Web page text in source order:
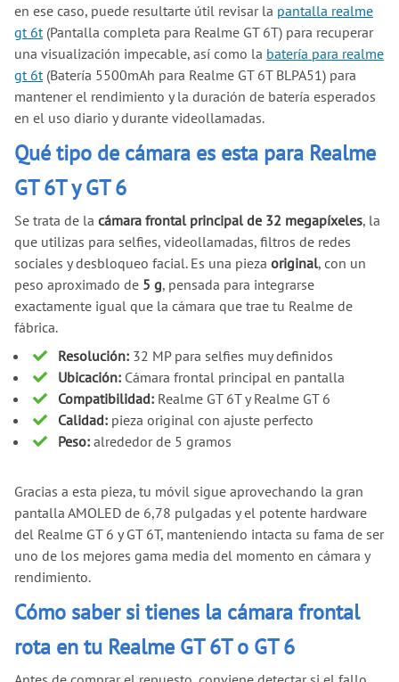
en ese caso, puede resultarte útil revisar la pantalla realme
gt 6t(Pantalla completa para Realme GT 6T) para recuperar
una visualización impecable, así como la batería para realme
gt 6t(Batería 5500mAh para Realme GT 6T BLPA51) para
mantener el rendimiento y la duración de batería esperados
en el uso diario y durante videollamadas.
Qué tipo de cámara es esta para Realme
GT 6T y GT 6
Se trata de la cámara frontal principal de 32 megapíxeles, la
que utilizas para selfies, videollamadas, filtros de redes
sociales y desbloqueo facial. Es una pieza original, con un
peso aproximado de 5 g, pensada para integrarse
exactamente igual que la cámara que trae tu Realme de
fábrica.
Resolución:32 MP para selfies muy definidos
Ubicación:Cámara frontal principal en pantalla
Compatibilidad:Realme GT 6T y Realme GT 6
Calidad:pieza original con ajuste perfecto
Peso:alrededor de 5 gramos
Gracias a esta pieza, tu móvil sigue aprovechando la gran
pantalla AMOLED de 6,78 pulgadas y el potente hardware
del Realme GT 6 y GT 6T, manteniendo intacta su fama de ser
uno de los mejores gama media del momento en cámara y
rendimiento.
Cómo saber si tienes la cámara frontal
rota en tu Realme GT 6T o GT 6